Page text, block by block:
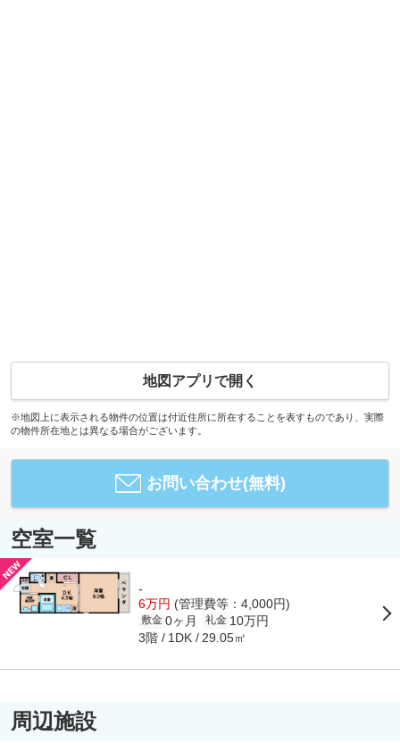
地図アプリで開く
※地図上に表示される物件の位置は付近住所に所在することを表すものであり、実際
の物件所在地とは異なる場合がございます。
お問い合わせ(無料)
空室一覧
-
6万円 (管理費等：4,000円)
敷金 0ヶ月 礼金 10万円
3階 1DK 29.05㎡
周辺施設